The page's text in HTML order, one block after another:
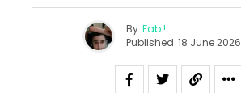
By Fab !
Published 18 June 2026